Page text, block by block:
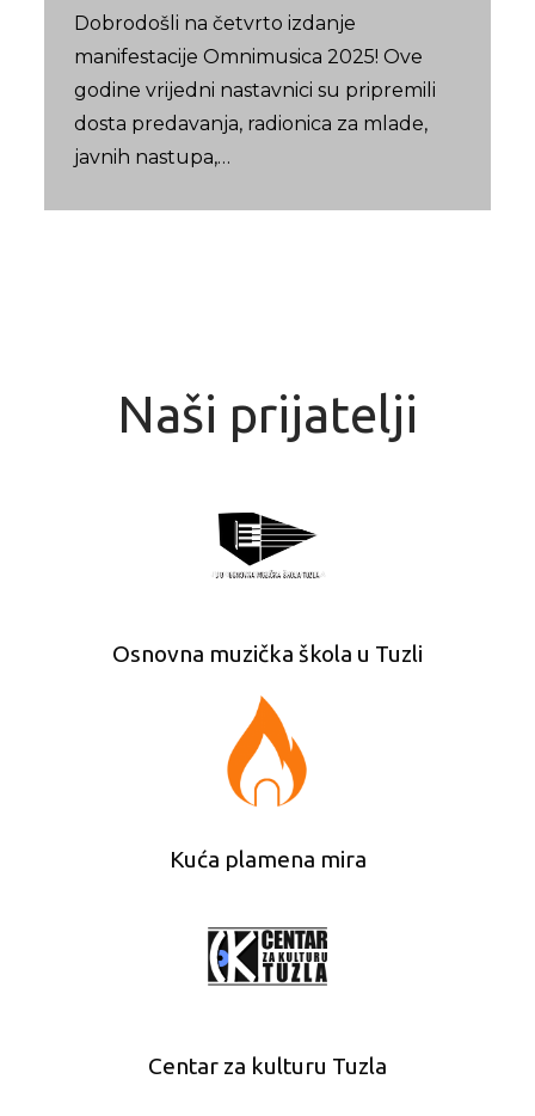
Dobrodošli na četvrto izdanje
manifestacije Omnimusica 2025! Ove
godine vrijedni nastavnici su pripremili
dosta predavanja, radionica za mlade,
javnih nastupa,…
Naši prijatelji
Osnovna muzička škola u Tuzli
Kuća plamena mira
Centar za kulturu Tuzla